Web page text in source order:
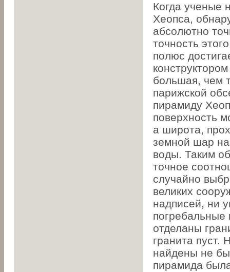
Когда ученые
Хеопса,
абсолютно
точность
полюс
большая, чем
парижской
пирамиду
поверхность
а широта,
земной шар на
воды. Таким
точное
случайно
великих
надписей, ни
отделаны
гранита пуст.
найдены не
пирамида